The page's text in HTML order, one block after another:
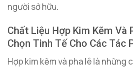
người sở hữu.
Chất Liệu Hợp Kim Kẽm Và
Chọn Tinh Tế Cho Các Tác
Hợp kim kẽm và pha lê là những